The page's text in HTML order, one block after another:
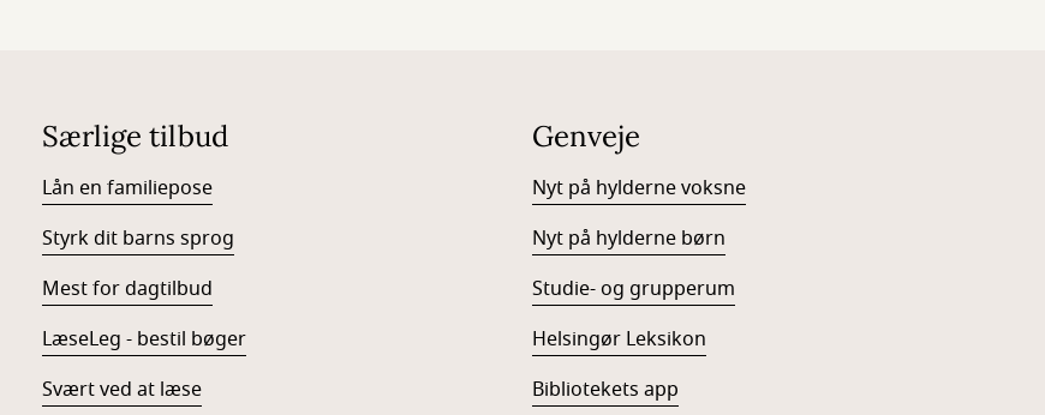
Særlige tilbud
Lån en familiepose
Styrk dit barns sprog
Mest for dagtilbud
LæseLeg - bestil bøger
Svært ved at læse
Genveje
Nyt på hylderne voksne
Nyt på hylderne børn
Studie- og grupperum
Helsingør Leksikon
Bibliotekets app